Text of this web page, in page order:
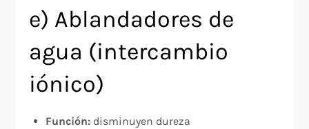
e) Ablandadores de
agua (intercambio
iónico)
Función: disminuyen dureza